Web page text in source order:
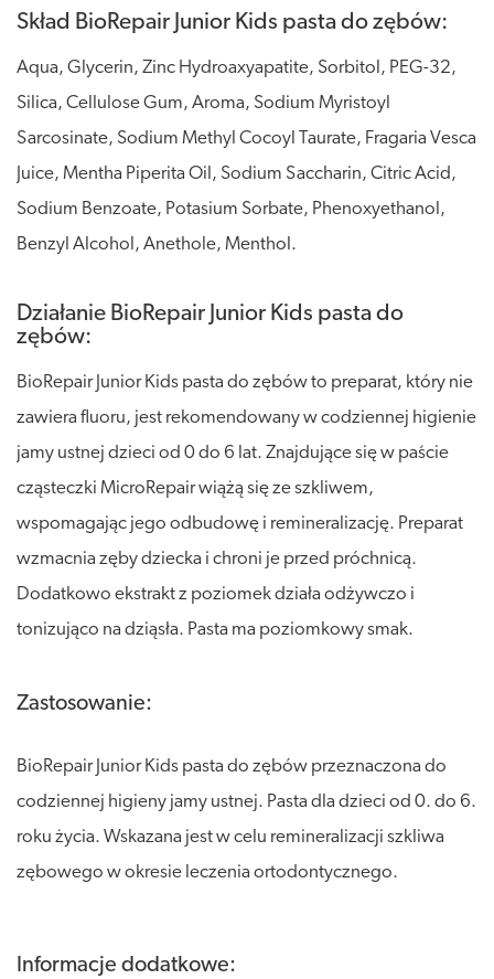
Skład BioRepair Junior Kids pasta do zębów:
Aqua, Glycerin, Zinc Hydroaxyapatite, Sorbitol, PEG-32,
Silica, Cellulose Gum, Aroma, Sodium Myristoyl
Sarcosinate, Sodium Methyl Cocoyl Taurate, Fragaria Vesca
Juice, Mentha Piperita Oil, Sodium Saccharin, Citric Acid,
Sodium Benzoate, Potasium Sorbate, Phenoxyethanol,
Benzyl Alcohol, Anethole, Menthol.
Działanie BioRepair Junior Kids pasta do
zębów:
BioRepair Junior Kids pasta do zębów to preparat, który nie
zawiera fluoru, jest rekomendowany w codziennej higienie
jamy ustnej dzieci od 0 do 6 lat. Znajdujące się w paście
cząsteczki MicroRepair wiążą się ze szkliwem,
wspomagając jego odbudowę i remineralizację. Preparat
wzmacnia zęby dziecka i chroni je przed próchnicą.
Dodatkowo ekstrakt z poziomek działa odżywczo i
tonizująco na dziąsła. Pasta ma poziomkowy smak.
Zastosowanie:
BioRepair Junior Kids pasta do zębów przeznaczona do
codziennej higieny jamy ustnej. Pasta dla dzieci od 0. do 6.
roku życia. Wskazana jest w celu remineralizacji szkliwa
zębowego w okresie leczenia ortodontycznego.
Informacje dodatkowe: